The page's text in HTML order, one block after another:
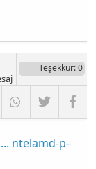
Teşekkür: 0
ntelamd-p-